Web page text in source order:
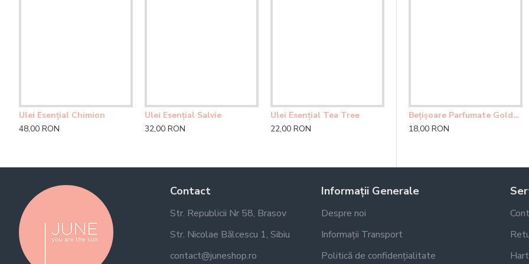
Ulei Esențial Chimion
48,00 RON
Ulei Esențial Salvie
32,00 RON
Ulei Esențial Tea Tree
22,00 RON
Ulei Esențial Neroli Diluție
34,00 RON
Bețișoare Parfumate Golden Nag Meditation Agarbatti
18,00 RON
Contact
Str. Republicii Nr 58, Brasov
Str. Nicolae Bălcescu 1, Sibiu
contact@juneshop.ro
Informații Generale
Despre noi
Informații Transport
Politică de confidențialitate